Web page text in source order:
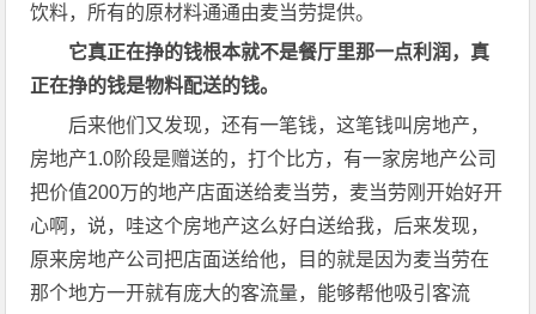
饮料，所有的原材料通通由麦当劳提供。
它真正在挣的钱根本就不是餐厅里那一点利润，真
正在挣的钱是物料配送的钱。
后来他们又发现，还有一笔钱，这笔钱叫房地产，
房地产1.0阶段是赠送的，打个比方，有一家房地产公司
把价值200万的地产店面送给麦当劳，麦当劳刚开始好开
心啊，说，哇这个房地产这么好白送给我，后来发现，
原来房地产公司把店面送给他，目的就是因为麦当劳在
那个地方一开就有庞大的客流量，能够帮他吸引客流